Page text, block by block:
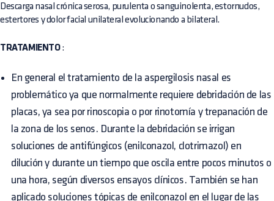
Descarga nasal crónica serosa, purulenta o sanguinolenta, estornudos,
estertores y dolor facial unilateral evolucionando a bilateral.
TRATAMIENTO:
En general el tratamiento de la aspergilosis nasal es
problemático ya que normalmente requiere debridación de las
placas, ya sea por rinoscopia o por rinotomía y trepanación de
la zona de los senos. Durante la debridación se irrigan
soluciones de antifúngicos (enilconazol, clotrimazol) en
dilución y durante un tiempo que oscila entre pocos minutos o
una hora, según diversos ensayos clínicos. También se han
aplicado soluciones tópicas de enilconazol en el lugar de las